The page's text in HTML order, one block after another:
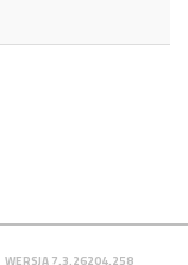
WERSJA 7.3.26204.258